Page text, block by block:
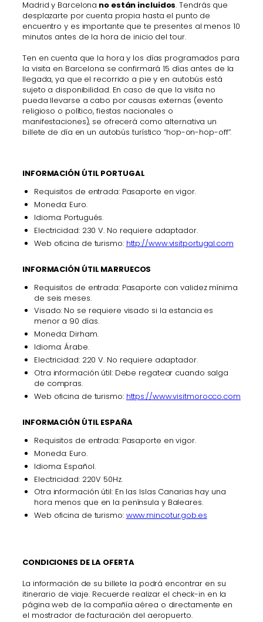
Madrid y Barcelona no están incluidos. Tendrás que
desplazarte por cuenta propia hasta el punto de
encuentro y es importante que te presentes al menos 10
minutos antes de la hora de inicio del tour.
Ten en cuenta que la hora y los días programados para
la visita en Barcelona se confirmará 15 días antes de la
llegada, ya que el recorrido a pie y en autobús está
sujeto a disponibilidad. En caso de que la visita no
pueda llevarse a cabo por causas externas (evento
religioso o político, fiestas nacionales o
manifestaciones), se ofrecerá como alternativa un
billete de día en un autobús turístico “hop-on-hop-off”.
INFORMACIÓN ÚTIL PORTUGAL
Requisitos de entrada: Pasaporte en vigor.
Moneda: Euro.
Idioma: Portugués.
Electricidad: 230 V. No requiere adaptador.
Web oficina de turismo: http://www.visitportugal.com
INFORMACIÓN ÚTIL MARRUECOS
Requisitos de entrada: Pasaporte con validez mínima
de seis meses.
Visado: No se requiere visado si la estancia es
menor a 90 días.
Moneda: Dirham.
Idioma: Árabe.
Electricidad: 220 V. No requiere adaptador.
Otra información útil: Debe regatear cuando salga
de compras.
Web oficina de turismo: https://www.visitmorocco.com
INFORMACIÓN ÚTIL ESPAÑA
Requisitos de entrada: Pasaporte en vigor.
Moneda: Euro.
Idioma: Español.
Electricidad: 220V 50Hz.
Otra información útil: En las Islas Canarias hay una
hora menos que en la península y Baleares.
Web oficina de turismo: www.mincotur.gob.es
CONDICIONES DE LA OFERTA
La información de su billete la podrá encontrar en su
itinerario de viaje. Recuerde realizar el check-in en la
página web de la compañía aérea o directamente en
el mostrador de facturación del aeropuerto.